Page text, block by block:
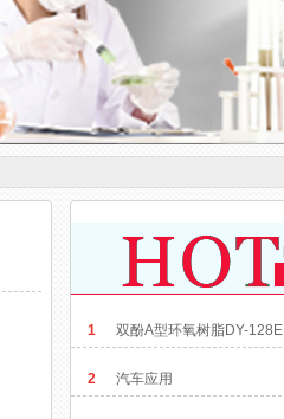
1 双酚A型环氧树脂DY-128E
2 汽车应用